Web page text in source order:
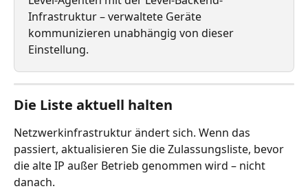
Infrastruktur – verwaltete Geräte
kommunizieren unabhängig von dieser
Einstellung.
Die Liste aktuell halten
Netzwerkinfrastruktur ändert sich. Wenn das
passiert, aktualisieren Sie die Zulassungsliste, bevor
die alte IP außer Betrieb genommen wird – nicht
danach.